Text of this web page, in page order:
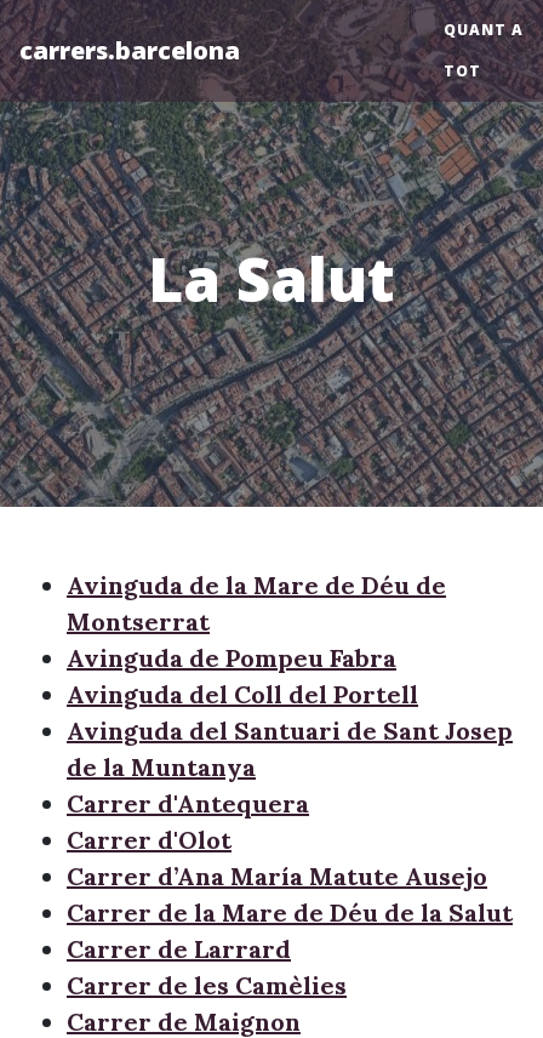
carrers.barcelona
QUANT A
TOT
La Salut
Avinguda de la Mare de Déu de
Montserrat
Avinguda de Pompeu Fabra
Avinguda del Coll del Portell
Avinguda del Santuari de Sant Josep
de la Muntanya
Carrer d'Antequera
Carrer d'Olot
Carrer d’Ana María Matute Ausejo
Carrer de la Mare de Déu de la Salut
Carrer de Larrard
Carrer de les Camèlies
Carrer de Maignon